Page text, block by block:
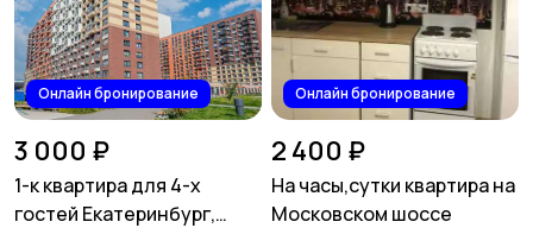
Онлайн бронирование
3 000 ₽
1-к квартира для 4-х
гостей Екатеринбург,
Онлайн бронирование
2 400 ₽
На часы,сутки квартира на
Московском шоссе